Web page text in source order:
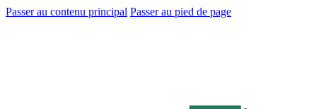
Passer au contenu principal Passer au pied de page